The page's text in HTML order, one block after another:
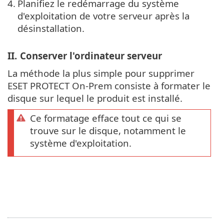
4. Planifiez le redémarrage du système
d'exploitation de votre serveur après la
désinstallation.
II. Conserver l'ordinateur serveur
La méthode la plus simple pour supprimer
ESET PROTECT On-Prem consiste à formater le
disque sur lequel le produit est installé.
Ce formatage efface tout ce qui se
trouve sur le disque, notamment le
système d'exploitation.